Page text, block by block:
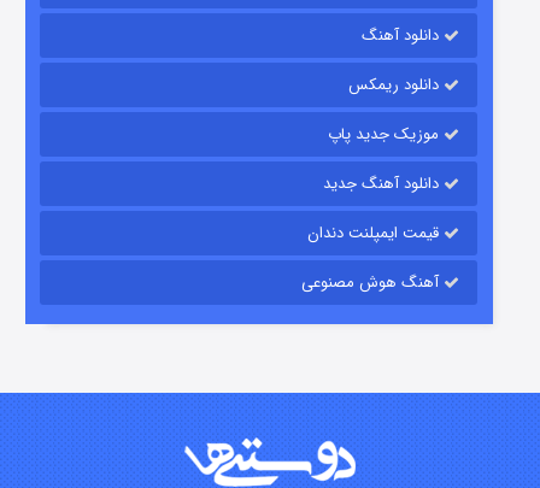
قسمت
قسمت۷ (زیرنویس) منتشر شد
دانلود آهنگ
دانلود ریمکس
موزیک جدید پاپ
دانلود آهنگ جدید
قیمت ایمپلنت دندان
آهنگ هوش مصنوعی